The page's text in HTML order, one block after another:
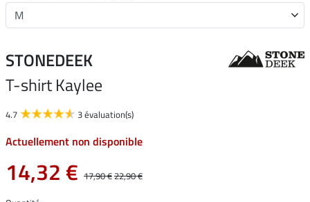
STONEDEEK
T-shirt Kaylee
4.7 3 évaluation(s)
Actuellement non disponible
14,32 € 17,90 €22,90 €